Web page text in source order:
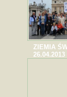
ZIEMIA
26.04.2013